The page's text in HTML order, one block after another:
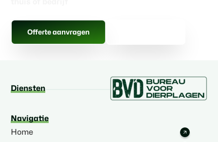
Offerte aanvragen
Diensten
Navigatie
Home